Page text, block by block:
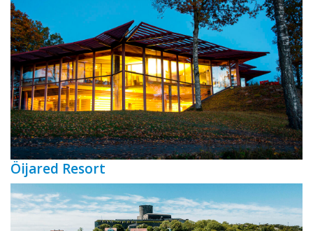
Öijared Resort